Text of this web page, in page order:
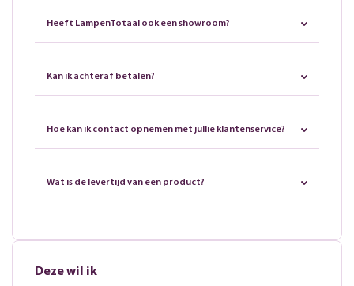
Heeft LampenTotaal ook een showroom?
Kan ik achteraf betalen?
Hoe kan ik contact opnemen met jullie klantenservice?
Wat is de levertijd van een product?
Deze wil ik